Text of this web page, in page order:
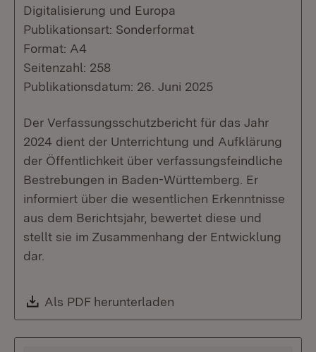
Digitalisierung und Europa
Publikationsart: Sonderformat
Format: A4
Seitenzahl: 258
Publikationsdatum: 26. Juni 2025
Der Verfassungsschutzbericht für das Jahr
2024 dient der Unterrichtung und Aufklärung
der Öffentlichkeit über verfassungsfeindliche
Bestrebungen in Baden-Württemberg. Er
informiert über die wesentlichen Erkenntnisse
aus dem Berichtsjahr, bewertet diese und
stellt sie im Zusammenhang der Entwicklung
dar.
Download:
Als PDF herunterladen